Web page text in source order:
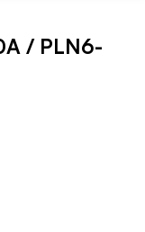
/ PLN6-